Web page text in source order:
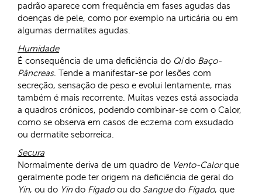
padrão aparece com frequência em fases agudas das
doenças de pele, como por exemplo na urticária ou em
algumas dermatites agudas.
Humidade
É consequência de uma deficiência do Qido Baço-
Pâncreas. Tende a manifestar-se por lesões com
secreção, sensação de peso e evolui lentamente, mas
também é mais recorrente. Muitas vezes está associada
a quadros crónicos, podendo combinar-se com o Calor,
como se observa em casos de eczema com exsudado
ou dermatite seborreica.
Secura
Normalmente deriva de um quadro de Vento-Calorque
geralmente pode ter origem na deficiência de geral do
Yin, ou do Yin do Fígadoou do Sanguedo Fígado, que